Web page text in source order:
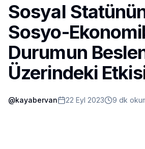
Dünya
Film ve Dizi
Kültür ve Sanat
Sağlık
Siyaset ve Tarih
Sosyal
Sosyo-
Durumun
Üzerindeki
@kayabervan 22 Eyl 2023 9 dk